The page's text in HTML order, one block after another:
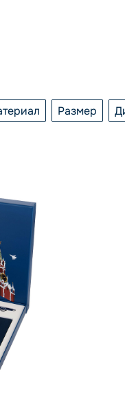
искусственная
искусственная
кожзаменитель
металл, пластик
Размер
480
500